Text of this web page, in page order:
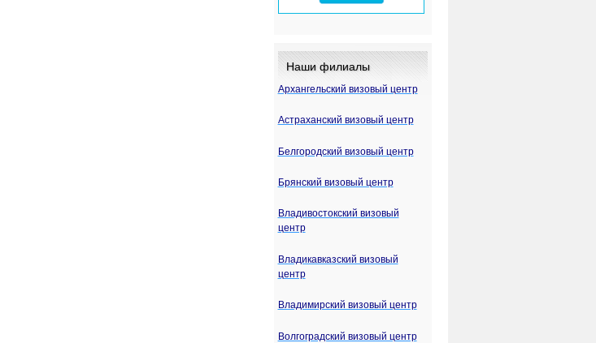
Наши филиалы
Архангельский визовый центр
Астраханский визовый центр
Белгородский визовый центр
Брянский визовый центр
Владивостокский визовый
центр
Владикавказский визовый
центр
Владимирский визовый центр
Волгоградский визовый центр